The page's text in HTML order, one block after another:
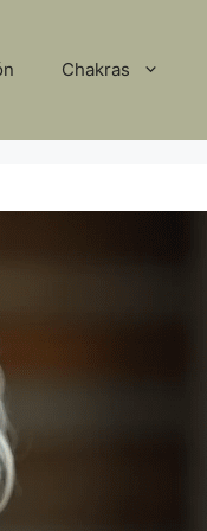
Chakras